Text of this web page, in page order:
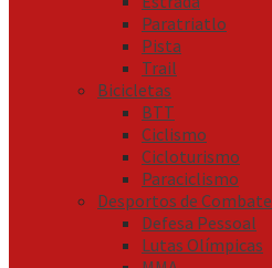
Paratriatlo
Pista
Trail
Bicicletas
BTT
Ciclismo
Cicloturismo
Paraciclismo
Desportos de Combate
Defesa Pessoal
Lutas Olímpicas